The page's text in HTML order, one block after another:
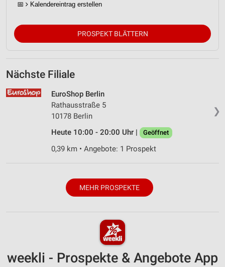
📅 Kalendereintrag erstellen
PROSPEKT BLÄTTERN
Nächste Filiale
❯
EuroShop Berlin
Rathausstraße 5
10178 Berlin
Heute 10:00 - 20:00 Uhr |
Geöffnet
0,39 km • Angebote: 1 Prospekt
MEHR PROSPEKTE
weekli - Prospekte & Angebote App